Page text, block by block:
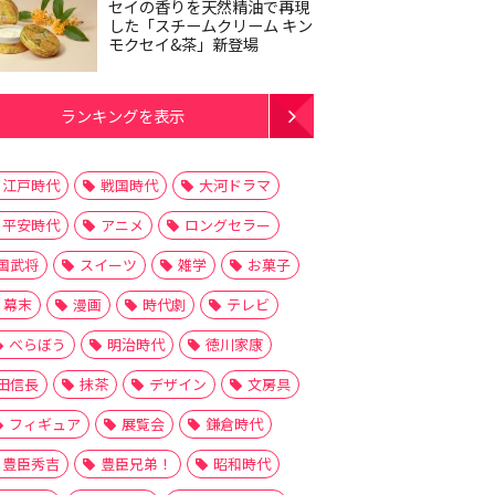
セイの香りを天然精油で再現
した「スチームクリーム キン
モクセイ&茶」新登場
ランキングを表示
江戸時代 戦国時代
大河ドラマ
平安時代
アニメ
ロングセラー
武将
スイーツ 雑学
お菓子
幕末
漫画 時代劇
テレビ
べらぼう
明治時代
徳川家康
信長
抹茶 デザイン
文房具
フィギュア
展覧会
鎌倉時代
豊臣秀吉
豊臣兄弟！
昭和時代